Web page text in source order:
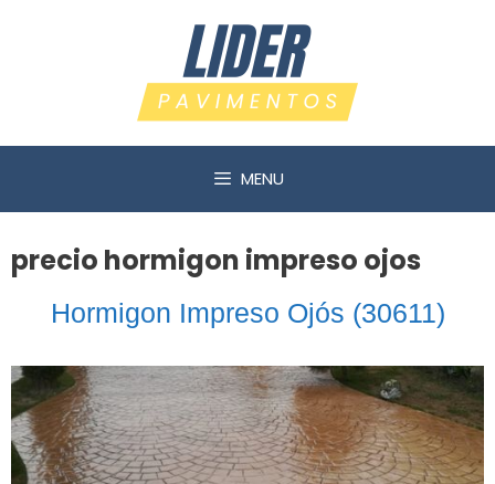
MENU
precio hormigon impreso ojos
Hormigon Impreso Ojós (30611)